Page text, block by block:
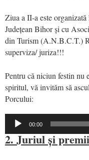
Ziua a II-a este
Județean Bihor și cu
din Turism (A.N.B.C.T.)
superviza/ juriza!!!
Pentru că niciun festin nu
spiritul, vă invităm să
Porcului:
Audio
Player
00:00
2. Juriul și